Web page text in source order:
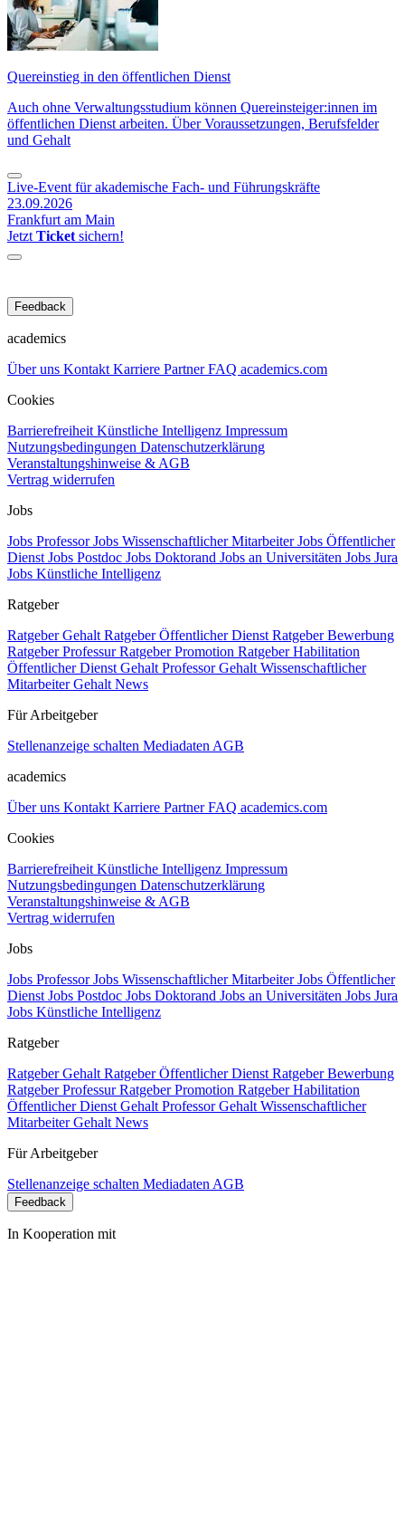
Quereinstieg in den öffentlichen Dienst
Auch ohne Verwaltungsstudium können Quereinsteiger:innen im
öffentlichen Dienst arbeiten. Über Voraussetzungen, Berufsfelder
und Gehalt
Live-Event für akademische Fach- und Führungskräfte
23.09.2026
Frankfurt am Main
Jetzt Ticket sichern!
Feedback
academics
Über uns Kontakt Karriere PartnerFAQ academics.com
Cookies
Barrierefreiheit Künstliche Intelligenz Impressum
Nutzungsbedingungen Datenschutzerklärung
Veranstaltungshinweise & AGB
Vertrag widerrufen
Jobs
Jobs ProfessorJobs Wissenschaftlicher MitarbeiterJobs Öffentlicher
Dienst Jobs Postdoc Jobs Doktorand Jobs an Universitäten Jobs Jura
Jobs Künstliche Intelligenz
Ratgeber
Ratgeber Gehalt Ratgeber Öffentlicher Dienst Ratgeber Bewerbung
Ratgeber ProfessurRatgeber Promotion Ratgeber Habilitation
Öffentlicher Dienst Gehalt Professor Gehalt Wissenschaftlicher
Mitarbeiter Gehalt News
Für Arbeitgeber
Stellenanzeige schalten Mediadaten AGB
academics
Über uns Kontakt Karriere PartnerFAQ academics.com
Cookies
Barrierefreiheit Künstliche Intelligenz Impressum
Nutzungsbedingungen Datenschutzerklärung
Veranstaltungshinweise & AGB
Vertrag widerrufen
Jobs
Jobs ProfessorJobs Wissenschaftlicher MitarbeiterJobs Öffentlicher
Dienst Jobs Postdoc Jobs Doktorand Jobs an Universitäten Jobs Jura
Jobs Künstliche Intelligenz
Ratgeber
Ratgeber Gehalt Ratgeber Öffentlicher Dienst Ratgeber Bewerbung
Ratgeber ProfessurRatgeber Promotion Ratgeber Habilitation
Öffentlicher Dienst Gehalt Professor Gehalt Wissenschaftlicher
Mitarbeiter Gehalt News
Für Arbeitgeber
Stellenanzeige schalten Mediadaten AGB
Feedback
In Kooperation mit